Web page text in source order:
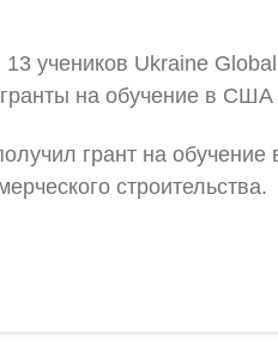
учеников Ukraine
на обучение в
грант на
строительства.